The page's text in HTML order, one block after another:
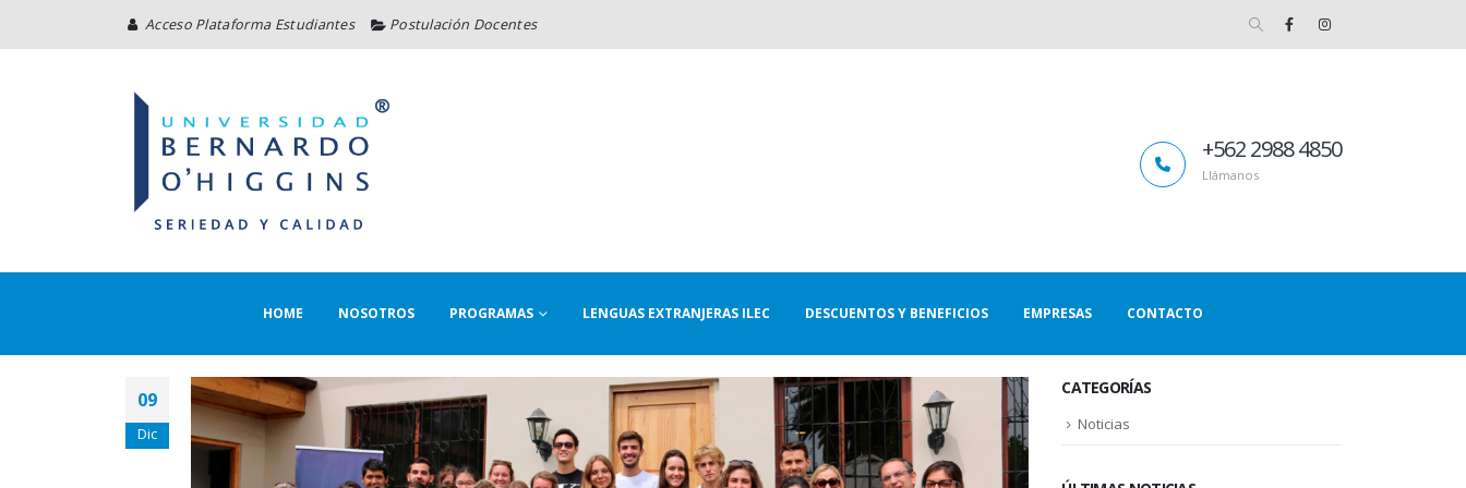
Acceso Plataforma Estudiantes Postulación Docentes
+562 2988 4850
Llámanos
HOME NOSOTROS PROGRAMAS LENGUAS EXTRANJERAS ILEC DESCUENTOS Y BENEFICIOS EMPRESAS CONTACTO
09
Dic
CATEGORÍAS
Noticias